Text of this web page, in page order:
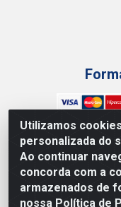
Utilizamos
personalizada do
Ao continuar
concorda com a
armazenados de
nossa Política de
Junco Industria
Mariano, 505 -
38.402-